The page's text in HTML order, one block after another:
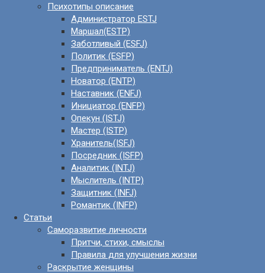
Психотипы описание
Администратор ESTJ
Маршал(ESTP)
Заботливый (ESFJ)
Политик (ESFP)
Предприниматель (ENTJ)
Новатор (ENTP)
Наставник (ENFJ)
Инициатор (ENFP)
Опекун (ISTJ)
Мастер (ISTP)
Хранитель(ISFJ)
Посредник (ISFP)
Аналитик (INTJ)
Мыслитель (INTP)
Защитник (INFJ)
Романтик (INFP)
Статьи
Саморазвитие личности
Притчи, стихи, смыслы
Правила для улучшения жизни
Раскрытие женщины